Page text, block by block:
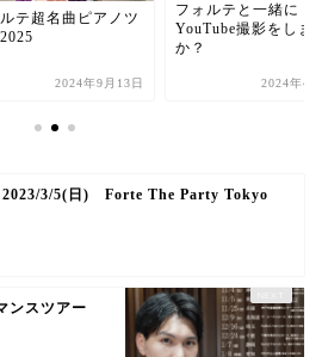
テ超名曲ピアノツ
2024年9月13日
フォルテと一緒に
YouTube撮影をしま
か？
2024年4
2023/3/5(日) Forte The Party Tokyo
ンスツアー